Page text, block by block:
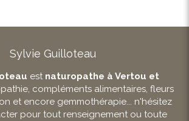
Sylvie Guilloteau
est naturopathe à Vertou et
compléments alimentaires, fleurs
et encore gemmothérapie... n'hésitez
pour tout renseignement ou toute